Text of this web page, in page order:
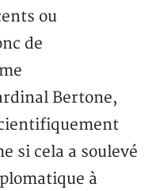
ou
de
Bertone,
si cela a soulevé
à